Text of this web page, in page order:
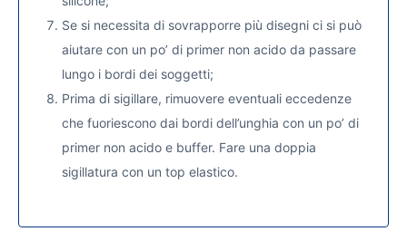
Se si necessita di sovrapporre più disegni ci si può
aiutare con un po’ di primer non acido da passare
lungo i bordi dei soggetti;
Prima di sigillare, rimuovere eventuali eccedenze
che fuoriescono dai bordi dell’unghia con un po’ di
primer non acido e buffer. Fare una doppia
sigillatura con un top elastico.